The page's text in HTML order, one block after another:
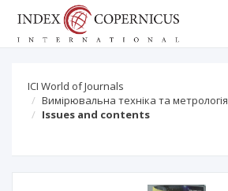
ICI World of Journals
Вимірювальна техніка та метрологія
Issues and contents